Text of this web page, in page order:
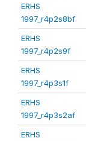
ERHS
1997_r4p2s8bf
ERHS
1997_r4p2s9f
ERHS
1997_r4p3s1f
ERHS
1997_r4p3s2af
ERHS